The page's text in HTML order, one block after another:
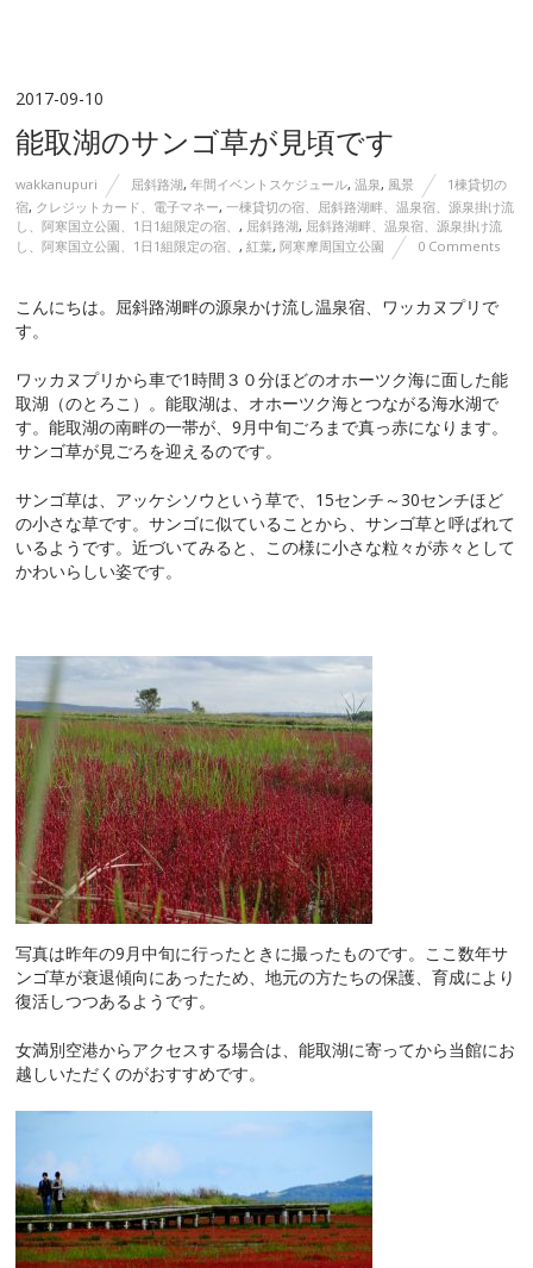
2017-09-10
能取湖のサンゴ草が見頃です
wakkanupuri 屈斜路湖,年間イベントスケジュール,温泉, 風景
1棟貸切の
宿, クレジットカード、電子マネー,一棟貸切の宿、屈斜路湖畔、温泉宿、源泉掛け流
し、阿寒国立公園、1日1組限定の宿、, 屈斜路湖, 屈斜路湖畔、温泉宿、源泉掛け流
し、阿寒国立公園、1日1組限定の宿、,紅葉,阿寒摩周国立公園 0 Comments
こんにちは。屈斜路湖畔の源泉かけ流し温泉宿、ワッカヌプリで
す。
ワッカヌプリから車で1時間３０分ほどのオホーツク海に面した能
取湖（のとろこ）。能取湖は、オホーツク海とつながる海水湖で
す。能取湖の南畔の一帯が、9月中旬ごろまで真っ赤になります。
サンゴ草が見ごろを迎えるのです。
サンゴ草は、アッケシソウという草で、15センチ～30センチほど
の小さな草です。サンゴに似ていることから、サンゴ草と呼ばれて
いるようです。近づいてみると、この様に小さな粒々が赤々として
かわいらしい姿です。
写真は昨年の9月中旬に行ったときに撮ったものです。ここ数年サ
ンゴ草が衰退傾向にあったため、地元の方たちの保護、育成により
復活しつつあるようです。
女満別空港からアクセスする場合は、能取湖に寄ってから当館にお
越しいただくのがおすすめです。